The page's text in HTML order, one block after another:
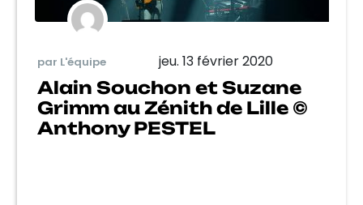
par L'équipe jeu. 13 février 2020
Alain Souchon et Suzane
Grimm au Zénith de Lille ©
Anthony PESTEL